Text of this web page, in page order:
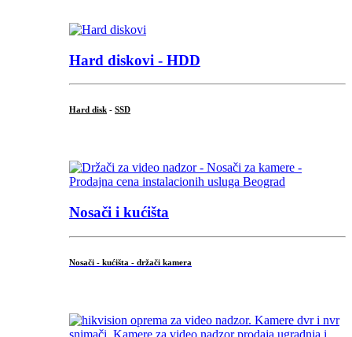
Hard diskovi - HDD
Hard disk - SSD
Nosači i kućišta
Nosači - kućišta - držači kamera